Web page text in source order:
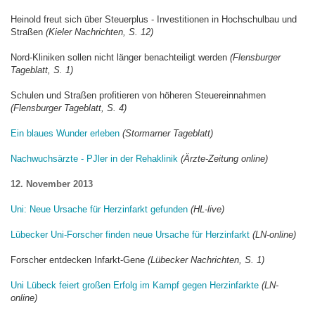
Heinold freut sich über Steuerplus - Investitionen in Hochschulbau und
Straßen (Kieler Nachrichten, S. 12)
Nord-Kliniken sollen nicht länger benachteiligt werden (Flensburger
Tageblatt, S. 1)
Schulen und Straßen profitieren von höheren Steuereinnahmen
(Flensburger Tageblatt, S. 4)
Ein blaues Wunder erleben (Stormarner Tageblatt)
Nachwuchsärzte - PJler in der Rehaklinik (Ärzte-Zeitung online)
12. November 2013
Uni: Neue Ursache für Herzinfarkt gefunden (HL-live)
Lübecker Uni-Forscher finden neue Ursache für Herzinfarkt (LN-online)
Forscher entdecken Infarkt-Gene (Lübecker Nachrichten, S. 1)
Uni Lübeck feiert großen Erfolg im Kampf gegen Herzinfarkte (LN-
online)